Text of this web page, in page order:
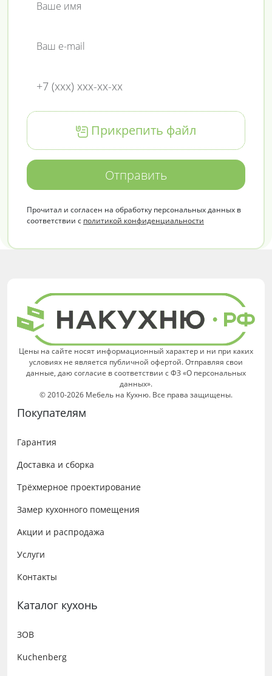
Прикрепить файл
Отправить
Прочитал и согласен на обработку персональных данных в
соответствии с политикой конфиденциальности
Цены на сайте носят информационный характер и ни при каких
условиях не является публичной офертой. Отправляя свои
данные, даю согласие в соответствии с ФЗ «О персональных
данных».
© 2010-2026 Мебель на Кухню. Все права защищены.
Покупателям
Гарантия
Доставка и сборка
Трёхмерное проектирование
Замер кухонного помещения
Акции и распродажа
Услуги
Контакты
Каталог кухонь
ЗОВ
Kuchenberg